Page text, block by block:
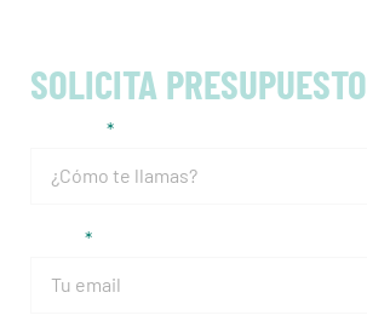
SOLICITA PRESUPUESTO